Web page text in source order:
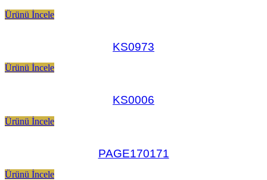
Ürünü İncele
KS0973
Ürünü İncele
KS0006
Ürünü İncele
PAGE170171
Ürünü İncele